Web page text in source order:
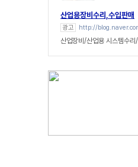
산업용장비수리,수입판매
광고 http://
산업장비/산업용 시스템수